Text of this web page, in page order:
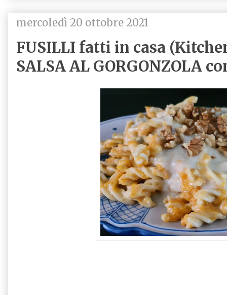
mercoledì 20 ottobre 2021
FUSILLI fatti in casa
SALSA AL GORGONZOLA